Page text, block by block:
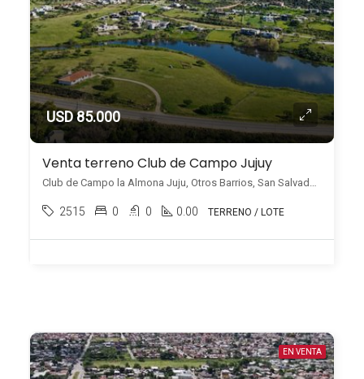
USD 85.000
Venta terreno Club de Campo Jujuy
Club de Campo la Almona Juju, Otros Barrios, San Salvador de Jujuy
2515 0 0 0.00 TERRENO / LOTE
EN VENTA